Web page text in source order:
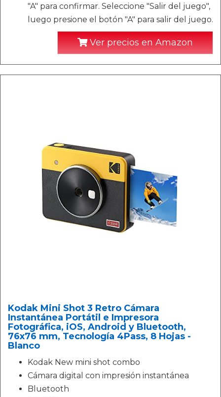
"A" para confirmar. Seleccione "Salir del juego",
luego presione el botón "A" para salir del juego.
Ver precios en Amazon
Kodak Mini Shot 3 Retro Cámara
Instantánea Portátil e Impresora
Fotográfica, iOS, Android y Bluetooth,
76x76 mm, Tecnología 4Pass, 8 Hojas -
Blanco
Kodak New mini shot combo
Cámara digital con impresión instantánea
Bluetooth